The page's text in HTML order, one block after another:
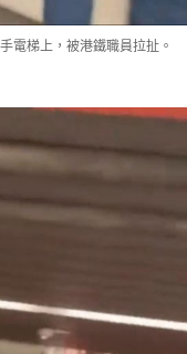
電梯上，被港鐵職員拉扯。